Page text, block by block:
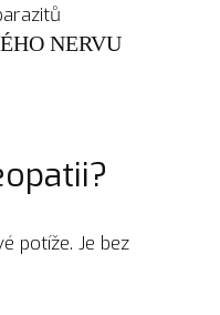
NERVU
potíže. Je bez